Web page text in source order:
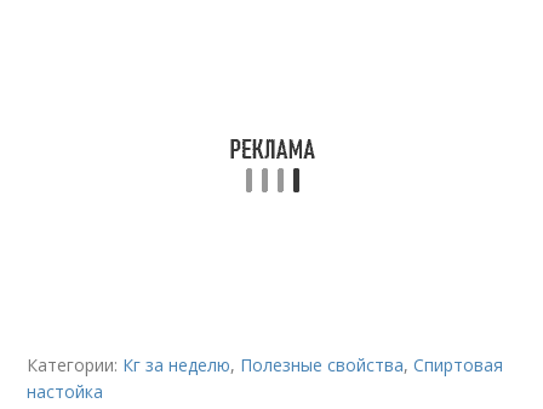
Категории: Кг за неделю, Полезные свойства,Спиртовая
настойка